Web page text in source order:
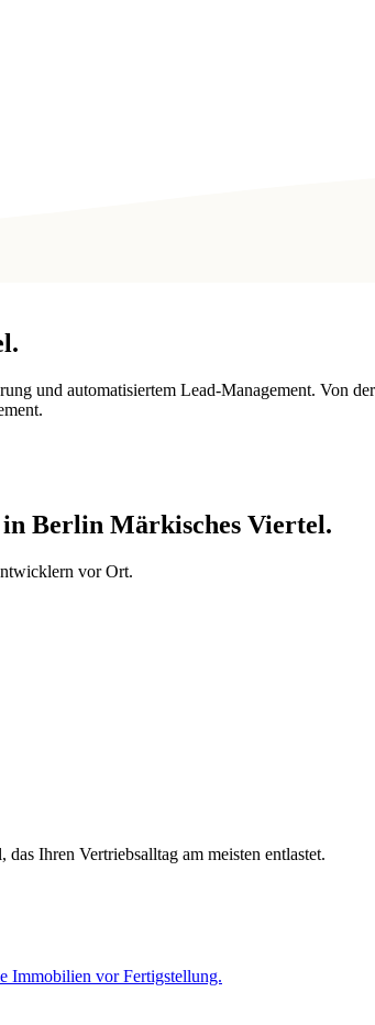
.
und automatisiertem Lead-Management. Von
Berlin Märkisches Viertel.
vor Ort.
Ihren Vertriebsalltag am meisten entlastet.
Immobilien vor Fertigstellung.